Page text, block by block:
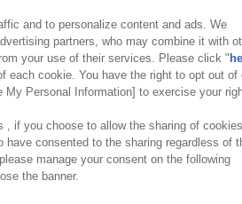
について カスタマーハラスメント対応
and to personalize content and ads. We
partners, who may combine it with
your use of their services. Please click "
each cookie. You have the right to opt out of
Personal Information] to exercise your
, if you choose to allow the sharing of cookies
have consented to the sharing regardless of
manage your consent on the following
the banner.